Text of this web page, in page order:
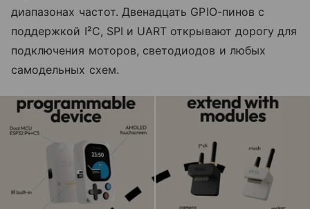
диапазонах частот. Двенадцать GPIO-пинов с
поддержкой I²C, SPI и UART открывают дорогу для
подключения моторов, светодиодов и любых
самодельных схем.